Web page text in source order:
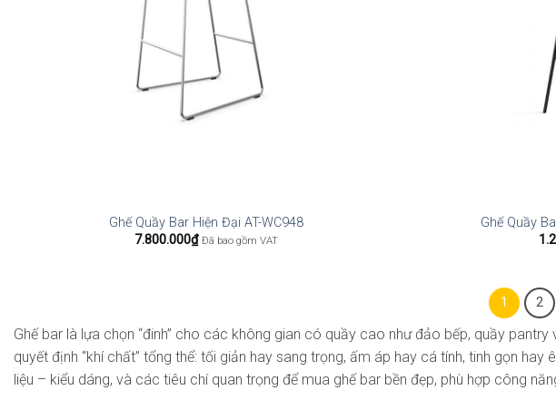
Ghế Quầy Bar Hiện Đại AT-WC948
7.800.000₫ Đã bao gồm VAT
Ghế Quầy
1 2
Ghế bar là lựa chọn “đinh” cho các không gian có quầy cao như đảo bếp, quầy
quyết định “khí chất” tổng thể: tối giản hay sang trọng, ấm áp hay cá tính, tinh gọn
liệu – kiểu dáng, và các tiêu chí quan trọng để mua ghế bar bền đẹp, phù hợp công